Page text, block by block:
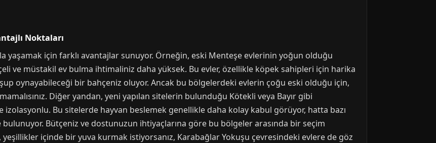
Noktaları
yaşamak için farklı avantajlar sunuyor. Örneğin, eski Menteşe evlerinin yoğun olduğu
ve müstakil ev bulma ihtimaliniz daha yüksek. Bu evler, özellikle köpek sahipleri için harika
oynayabileceği bir bahçeniz oluyor. Ancak bu bölgelerdeki evlerin çoğu eski olduğu için,
Diğer yandan, yeni yapılan sitelerin bulunduğu Kötekli veya Bayır gibi
Bu sitelerde hayvan beslemek genellikle daha kolay kabul görüyor, hatta bazı
Bütçeniz ve dostunuzun ihtiyaçlarına göre bu bölgeler arasında bir seçim
yeşillikler içinde bir yuva kurmak istiyorsanız, Karabağlar Yokuşu çevresindeki evlere de göz